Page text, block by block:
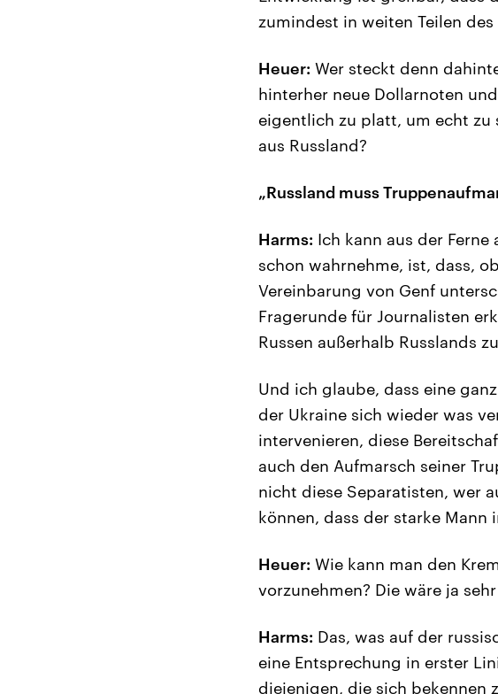
zumindest in weiten Teilen des
Heuer: Wer steckt denn
hinterher neue Dollarnoten
eigentlich zu platt, um echt zu
aus Russland?
„Russland muss
Harms: Ich kann aus der
schon wahrnehme, ist, dass,
Vereinbarung von Genf
Fragerunde für Journalisten
Russen außerhalb Russlands
Und ich glaube, dass eine
der Ukraine sich wieder was
intervenieren, diese
auch den Aufmarsch seiner
nicht diese Separatisten, wer
können, dass der starke Mann
Heuer: Wie kann man den
vorzunehmen? Die wäre ja
Harms: Das, was auf der
eine Entsprechung in erster
diejenigen, die sich bekennen